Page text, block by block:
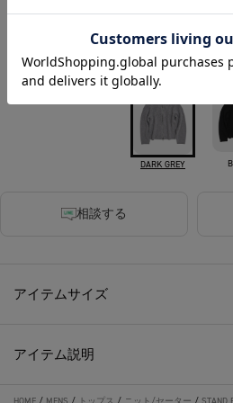
カラー
DARK GREY
相談する
アイテムサイズ
アイテム説明